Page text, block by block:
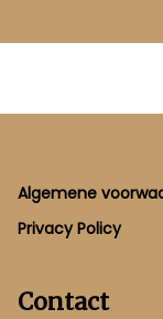
Footer
Algemene
Privacy Policy
Contact